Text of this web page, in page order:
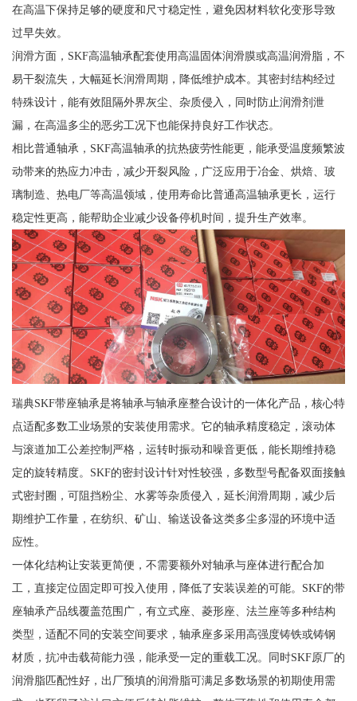
在高温下保持足够的硬度和尺寸稳定性，避免因材料软化变形导致
过早失效。
润滑方面，SKF高温轴承配套使用高温固体润滑膜或高温润滑脂，不
易干裂流失，大幅延长润滑周期，降低维护成本。其密封结构经过
特殊设计，能有效阻隔外界灰尘、杂质侵入，同时防止润滑剂泄
漏，在高温多尘的恶劣工况下也能保持良好工作状态。
相比普通轴承，SKF高温轴承的抗热疲劳性能更，能承受温度频繁波
动带来的热应力冲击，减少开裂风险，广泛应用于冶金、烘焙、玻
璃制造、热电厂等高温领域，使用寿命比普通高温轴承更长，运行
稳定性更高，能帮助企业减少设备停机时间，提升生产效率。
瑞典SKF带座轴承是将轴承与轴承座整合设计的一体化产品，核心特
点适配多数工业场景的安装使用需求。它的轴承精度稳定，滚动体
与滚道加工公差控制严格，运转时振动和噪音更低，能长期维持稳
定的旋转精度。SKF的密封设计针对性较强，多数型号配备双面接触
式密封圈，可阻挡粉尘、水雾等杂质侵入，延长润滑周期，减少后
期维护工作量，在纺织、矿山、输送设备这类多尘多湿的环境中适
应性。
一体化结构让安装更简便，不需要额外对轴承与座体进行配合加
工，直接定位固定即可投入使用，降低了安装误差的可能。SKF的带
座轴承产品线覆盖范围广，有立式座、菱形座、法兰座等多种结构
类型，适配不同的安装空间要求，轴承座多采用高强度铸铁或铸钢
材质，抗冲击载荷能力强，能承受一定的重载工况。同时SKF原厂的
润滑脂匹配性好，出厂预填的润滑脂可满足多数场景的初期使用需